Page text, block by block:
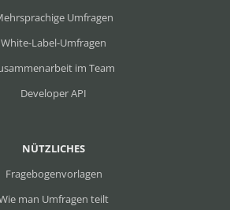
NÜTZLICHES
Fragebogenvorlagen
man Umfragen teilt
Umfragen
White-Label-Umfragen
im Team
Developer API